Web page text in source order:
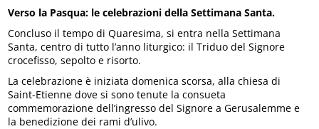
Verso la Pasqua: le celebrazioni della Settimana Santa.
Concluso il tempo di Quaresima, si entra nella Settimana
Santa, centro di tutto l’anno liturgico: il Triduo del Signore
crocefisso, sepolto e risorto.
La celebrazione è iniziata domenica scorsa, alla chiesa di
Saint-Etienne dove si sono tenute la consueta
commemorazione dell’ingresso del Signore a Gerusalemme e
la benedizione dei rami d’ulivo.